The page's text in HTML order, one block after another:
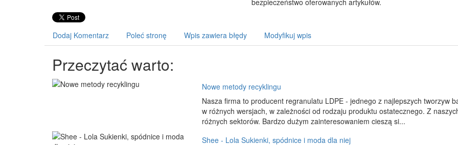
bezpieczeństwo oferowanych artykułów.
Dodaj Komentarz Poleć stronę Wpis zawiera błędy Modyfikuj wpis
Przeczytać warto:
Nowe metody recyklingu
Nasza firma to producent regranulatu LDPE - jednego z najlepszych tworzyw
w różnych wersjach, w zależności od rodzaju produktu ostatecznego. Z
różnych sektorów. Bardzo dużym zainteresowaniem cieszą si...
Shee - Lola Sukienki, spódnice i moda dla niej